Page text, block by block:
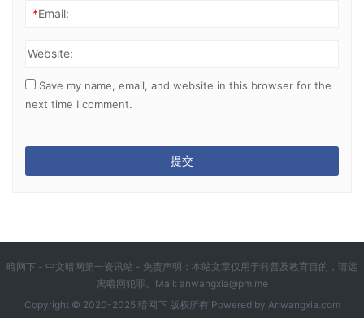
*Email:
Website:
Save my name, email, and website in this browser for the
next time I comment.
暗网下 - 中文暗网第一资讯站 - 免责声明：本站文章仅用于科普及教育目的，请远
离暗网犯罪。Mail: anwangxia@pm.me
Copyright © 2020-2025 暗网下 版权所有 Powered by Anwangxia.com